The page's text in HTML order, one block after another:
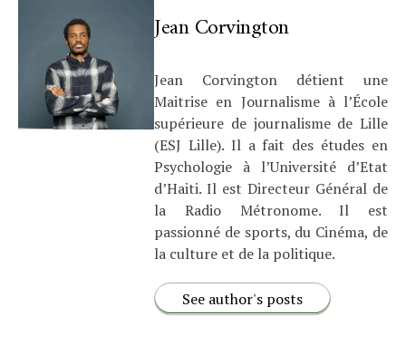
Jean Corvington
Jean Corvington détient une
Maitrise en Journalisme à l’École
supérieure de journalisme de Lille
(ESJ Lille). Il a fait des études en
Psychologie à l’Université d’Etat
d’Haiti. Il est Directeur Général de
la Radio Métronome. Il est
passionné de sports, du Cinéma, de
la culture et de la politique.
See author's posts